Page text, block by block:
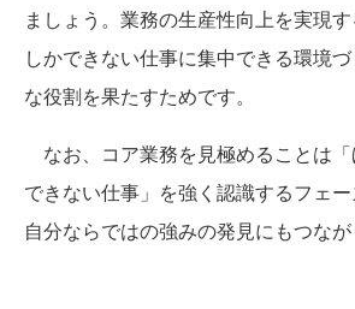
ましょう。業務の生産性向上を実現
しかできない仕事に集中できる環境
な役割を果たすためです。
なお、コア業務を見極めることは
できない仕事」を強く認識するフェー
自分ならではの強みの発見にもつなが